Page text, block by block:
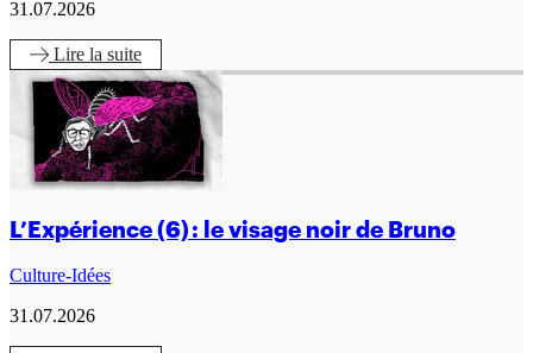
31.07.2026
Lire la suite
L’Expérience (6) : le visage noir de Bruno
Culture-Idées
31.07.2026